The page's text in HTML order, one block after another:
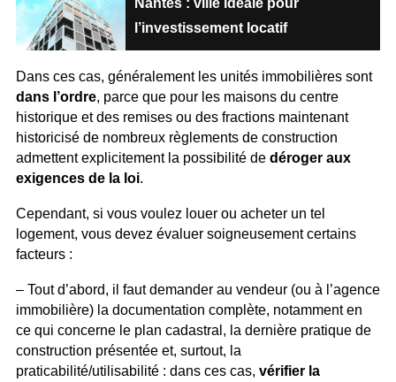
l’investissement locatif
Dans ces cas, généralement les unités immobilières sont
dans l’ordre, parce que pour les maisons du centre
historique et des remises ou des fractions maintenant
historicisé de nombreux règlements de construction
admettent explicitement la possibilité de déroger aux
exigences de la loi.
Cependant, si vous voulez louer ou acheter un tel
logement, vous devez évaluer soigneusement certains
facteurs :
– Tout d’abord, il faut demander au vendeur (ou à l’agence
immobilière) la documentation complète, notamment en
ce qui concerne le plan cadastral, la dernière pratique de
construction présentée et, surtout, la
praticabilité/utilisabilité : dans ces cas, vérifier la